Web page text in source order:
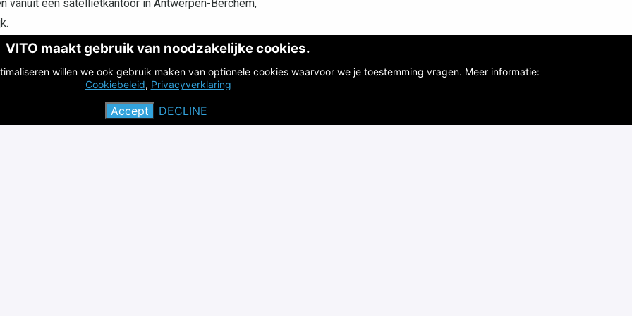
vanuit een satellietkantoor in Antwerpen-Berchem,
waaronder vergoedingen, verzekeringen en
dat we onze medewerkers de kans geven om
te blijven in hun vakgebied.
VITO maakt gebruik van noodzakelijke cookies.
willen we ook gebruik maken van optionele cookies waarvoor we je toestemming vragen. Meer informatie:
Cookiebeleid, Privacyverklaring
Accept DECLINE